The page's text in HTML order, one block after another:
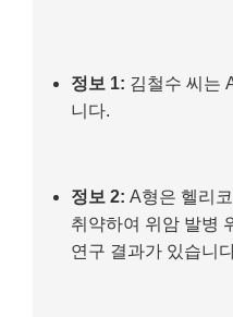
정보 1: 김철수 씨는
니다.
정보 2: A형은 헬리
취약하여 위암 발병
연구 결과가 있습니